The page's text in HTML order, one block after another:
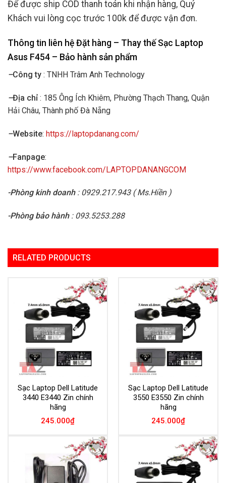
Để được ship COD thanh toán khi nhận hàng, Quý
Khách vui lòng cọc trước 100k để được vận đơn.
Thông tin liên hệ Đặt hàng – Thay thế Sạc Laptop
Asus F454 – Bảo hành sản phẩm
–Công ty : TNHH Trâm Anh Technology
–Địa chỉ : 185 Ông Ích Khiêm, Phường Thạch Thang, Quận
Hải Châu, Thành phố Đà Nẵng
–Website: https://laptopdanang.com/
–Fanpage:
https://www.facebook.com/LAPTOPDANANGCOM
-Phòng kinh doanh: 0929.217.943 ( Ms.Hiền )
-Phòng bảo hành: 093.5253.288
RELATED PRODUCTS
Add to
Wishlist
Sạc Laptop Dell Latitude
3440 E3440 Zin chính
hãng
245.000₫
Add to
Wishlist
Sạc Laptop Dell Latitude
3550 E3550 Zin chính
hãng
245.000₫
Add to
Wishlist
Add to
Wishlist